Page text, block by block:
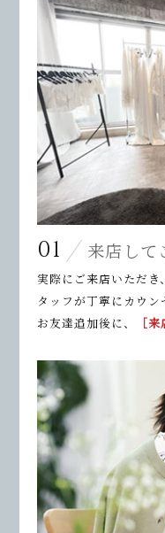
01 来店して
実際にご来店いただき
タッフが丁寧にカウン
お友達追加後に、
［